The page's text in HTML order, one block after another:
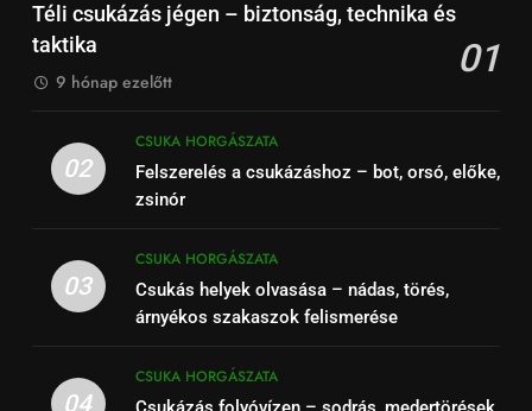
Téli csukázás jégen – biztonság, technika és
taktika
01
9 hónap ezelőtt
02
CSUKA HORGÁSZATA
Felszerelés a csukázáshoz – bot, orsó, előke,
zsinór
03
CSUKA HORGÁSZATA
Csukás helyek olvasása – nádas, törés,
árnyékos szakaszok felismerése
04
CSUKA HORGÁSZATA